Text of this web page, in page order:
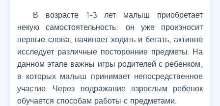
В возрасте 1-3 лет малыш приобретает
некую самостоятельность: он уже произносит
первые слова, начинает ходить и бегать, активно
исследует различные посторонние предметы. На
данном этапе важны игры родителей с ребенком,
в которых малыш принимает непосредственное
участие. Через подражание взрослым ребенок
обучается способам работы с предметами.